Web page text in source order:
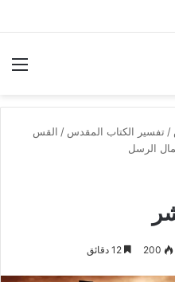
/ تفسير الكتاب المقدس / القس
الرسل
200